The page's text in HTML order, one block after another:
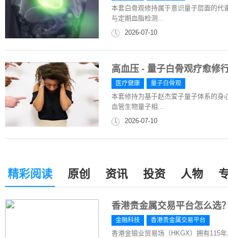
本套白骨观修持属于意识量子层面的代
与定期血脂检测...
2026-07-10
高血压 - 量子白骨观疗愈修
医疗健康 量子白骨观
本套修持为基于赵杰爱子量子体系的身
血管生物量子相...
2026-07-10
精彩阅读 原创 资讯 投资 人物
香港贵金属交易平台怎么选
金融科技 香港贵金属交易平台
香港金银业贸易场（HKGX）拥有115